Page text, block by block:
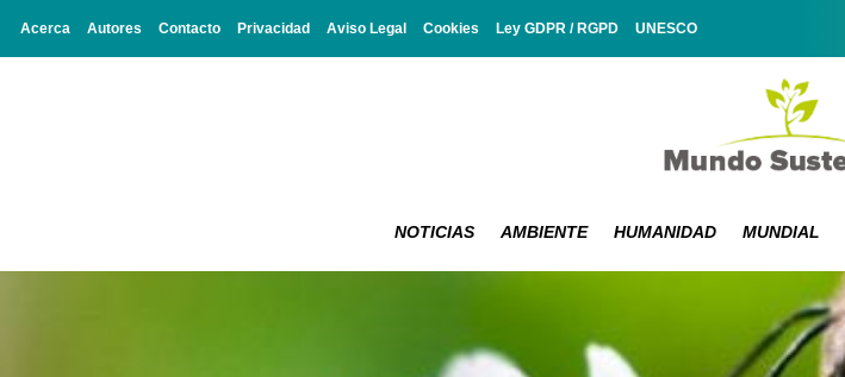
Acerca Autores Contacto Privacidad Aviso Legal Cookies Ley GDPR / RGPD UNESCO
NOTICIAS AMBIENTE HUMANIDAD MUNDIAL